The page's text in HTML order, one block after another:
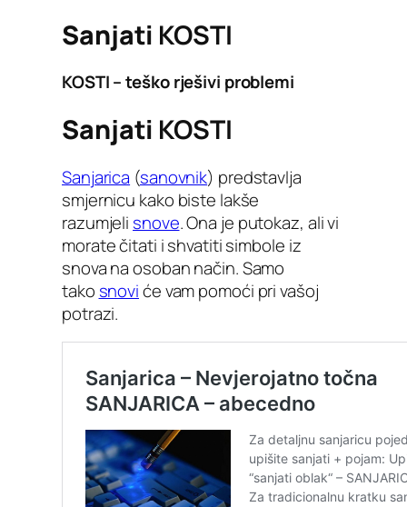
Sanjati KOSTI
KOSTI – teško rješivi problemi
Sanjati KOSTI
Sanjarica (sanovnik) predstavlja
smjernicu kako biste lakše
razumjeli snove. Ona je putokaz, ali vi
morate čitati i shvatiti simbole iz
snova na osoban način. Samo
tako snoviće vam pomoći pri vašoj
potrazi.